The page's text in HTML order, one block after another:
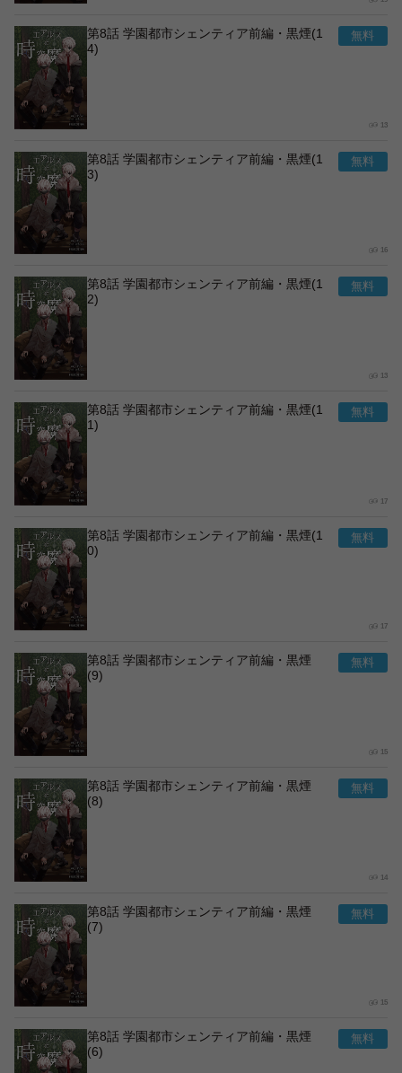
第8話 学園都市シェンティア前編・黒煙(1
4)
13
第8話 学園都市シェンティア前編・黒煙(1
3)
16
第8話 学園都市シェンティア前編・黒煙(1
2)
13
第8話 学園都市シェンティア前編・黒煙(1
1)
17
第8話 学園都市シェンティア前編・黒煙(1
0)
17
第8話 学園都市シェンティア前編・黒煙
(9)
15
第8話 学園都市シェンティア前編・黒煙
(8)
14
第8話 学園都市シェンティア前編・黒煙
(7)
15
第8話 学園都市シェンティア前編・黒煙
(6)